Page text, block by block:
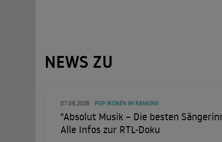
NEWS ZU
07.08.2026 POP-IKONEN IM RANKING
"Absolut Musik – Die besten
Alle Infos zur RTL-Doku